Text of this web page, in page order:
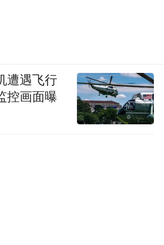
遭遇飞行
控画面曝